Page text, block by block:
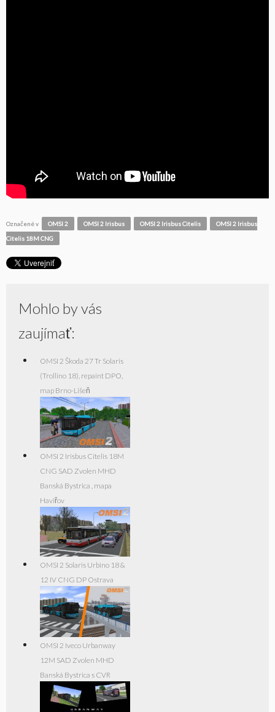
Označené v OMSI 2 OMSI 2 Irisbus OMSI 2 Irisbus Citelis
OMSI 2 Irisbus
Citelis 18M CNG
Mohlo by vás
zaujímať:
OMSI 2 Škoda 27 Tr Solaris
(Trollino 18), repaint DPO,
map Brno-Lišeň
OMSI 2 Irisbus Citelis 18M
CNG SAD Zvolen MHD
Banská Bystrica , mapa
Haviřov
OMSI 2 Solaris Urbino 18 &
12 IV CNG DP Ostrava
OMSI 2 Iveco Urbanway
12M SAD Zvolen MHD
Banská Bystrica s CVR